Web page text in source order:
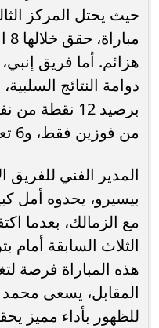
هزائم. أما فريق
دوامة النتائج
برصيد 12
من فوزين فقط، و6 تعادلات، و8 هزائم.
المدير الفني للفريق
بيسيرو، يحدوه أمل
مع الزمالك، بعدما
الثلاث السابقة أمام
هذه المباراة فرصة
المقابل، يسعى
للظهور بأداء مميز